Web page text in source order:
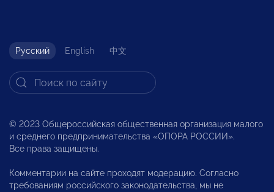
Русский English 中文
© 2023 Общероссийская общественная организация малого
и среднего предпринимательства «ОПОРА РОССИИ».
Все права защищены.
Комментарии на сайте проходят модерацию. Согласно
требованиям российского законодательства, мы не